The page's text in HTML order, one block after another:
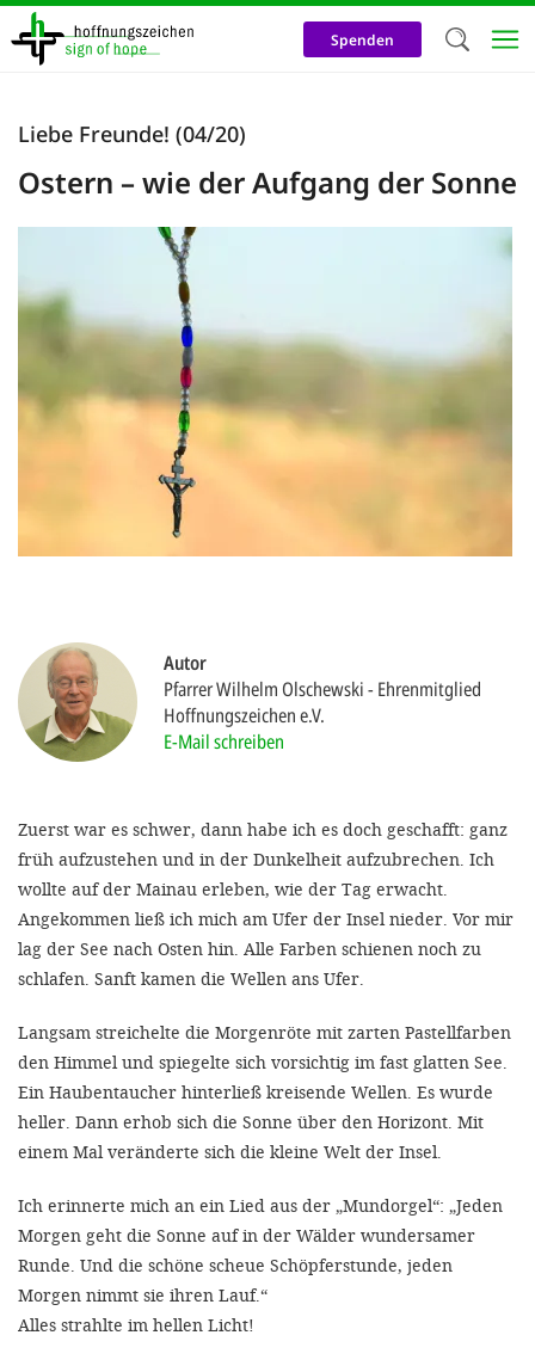
Direkt
zum
Inhalt
Spenden
Liebe Freunde! (04/20)
Ostern – wie der Aufgang der Sonne
Autor
Pfarrer Wilhelm Olschewski Ehrenmitglied
Hoffnungszeichen e.V.
E-Mail schreiben
Zuerst war es schwer, dann habe ich es doch geschafft: ganz
früh aufzustehen und in der Dunkelheit aufzubrechen. Ich
wollte auf der Mainau erleben, wie der Tag erwacht.
Angekommen ließ ich mich am Ufer der Insel nieder. Vor mir
lag der See nach Osten hin. Alle Farben schienen noch zu
schlafen. Sanft kamen die Wellen ans Ufer.
Langsam streichelte die Morgenröte mit zarten Pastellfarben
den Himmel und spiegelte sich vorsichtig im fast glatten See.
Ein Haubentaucher hinterließ kreisende Wellen. Es wurde
heller. Dann erhob sich die Sonne über den Horizont. Mit
einem Mal veränderte sich die kleine Welt der Insel.
Ich erinnerte mich an ein Lied aus der „Mundorgel“: „Jeden
Morgen geht die Sonne auf in der Wälder wundersamer
Runde. Und die schöne scheue Schöpferstunde, jeden
Morgen nimmt sie ihren Lauf.“
Alles strahlte im hellen Licht!
Wir
Neben
nutzen
Cookies zu
helfen
den
'Cookie-
Impressum
ALLEN